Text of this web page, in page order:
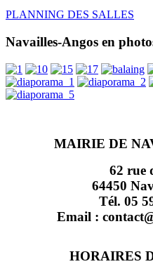
PLANNING DES SALLES
Navailles-Angos en
MAIRIE DE
62 rue
64450
Tél. 05
Email :
HORAIRES